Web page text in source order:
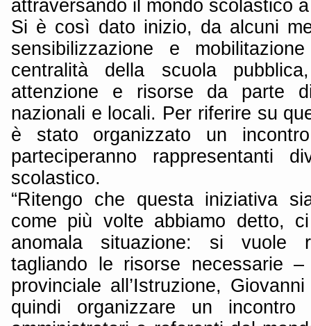
attraversando il mondo scolastico
Si è così dato inizio, da alcuni
sensibilizzazione e
centralità della scuola
attenzione e risorse da parte
nazionali e locali. Per riferire su
è stato organizzato un
parteciperanno rappresentanti
scolastico.
“Ritengo che questa iniziativa
come più volte abbiamo detto,
anomala situazione: si vuole
tagliando le risorse necessarie –
provinciale all’Istruzione,
quindi organizzare un